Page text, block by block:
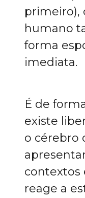
primeiro),
humano
forma
imediata.
É de
existe
o cérebro
contextos
reage a